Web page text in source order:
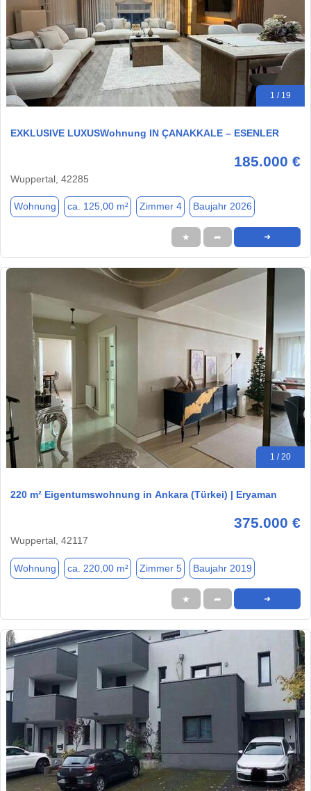
1 / 19
EXKLUSIVE LUXUSWohnung IN ÇANAKKALE – ESENLER
185.000 €
Wuppertal, 42285
Wohnung ca. 125,00 m² Zimmer 4 Baujahr 2026
★ ➦ ➜
1 / 20
220 m² Eigentumswohnung in Ankara (Türkei) | Eryaman
375.000 €
Wuppertal, 42117
Wohnung ca. 220,00 m² Zimmer 5 Baujahr 2019
★ ➦ ➜